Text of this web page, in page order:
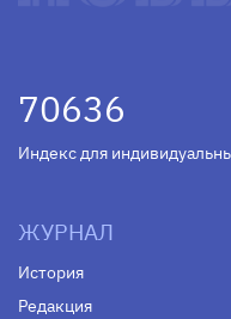
70636
Индекс для
ЖУРНАЛ
История
Редакция